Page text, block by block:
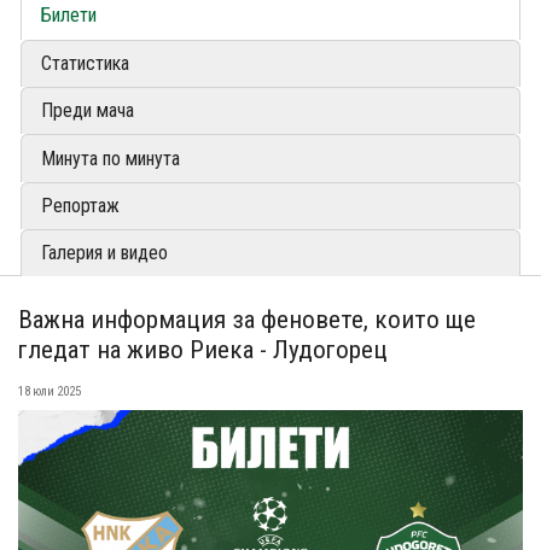
Билети
Статистика
Преди мача
Минута по минута
Репортаж
Галерия и видео
Важна информация за феновете, които ще
гледат на живо Риека - Лудогорец
18 юли 2025